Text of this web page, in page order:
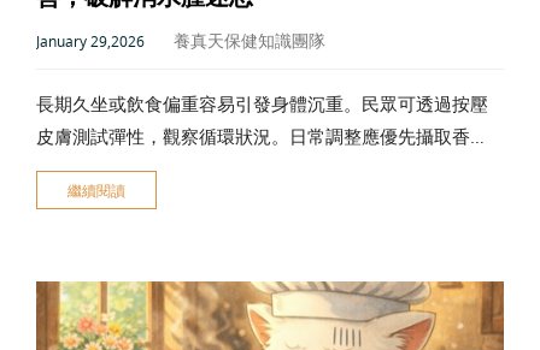
January 29,2026 養真天保健知識團隊
長期久坐或飲食偏重容易引發身體沉重。民眾可透過按壓
皮膚測試彈性，觀察循環狀況。日常調整應優先攝取香
蕉、菠菜等高鉀食物，並維持規律飲水習慣以帶動代謝。
結合伸展運動與規律按摩能引導水分流動，配合充足睡眠
繼續閱讀